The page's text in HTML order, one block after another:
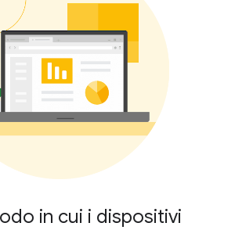
in cui i dispositivi